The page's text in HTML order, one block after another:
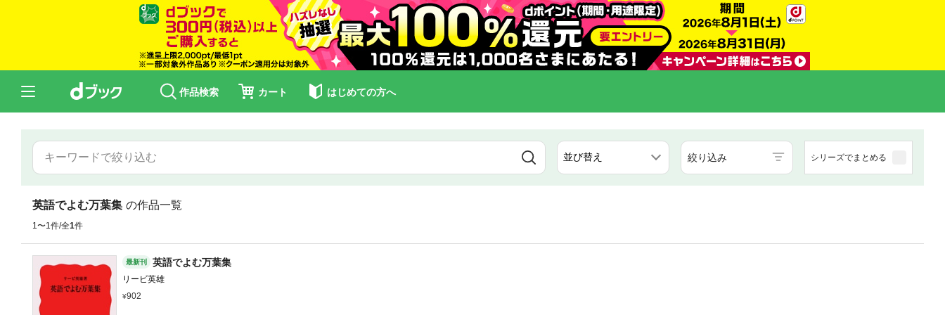
作品検索 カート はじめての方へ
絞り込み シリーズでまとめる
英語でよむ万葉集 の作品一覧
1〜1件/全1件
最新刊 英語でよむ万葉集
リービ英雄
902